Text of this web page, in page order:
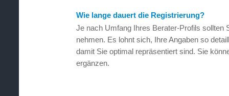
Wie lange dauert die Registrierung?
Je nach Umfang Ihres Berater-Profils sollten
nehmen. Es lohnt sich, Ihre Angaben so
damit Sie optimal repräsentiert sind. Sie
ergänzen.